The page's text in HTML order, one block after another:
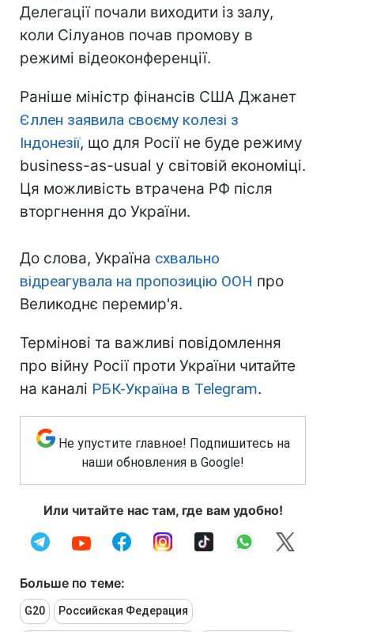
Делегації почали виходити із залу,
коли Сілуанов почав промову в
режимі відеоконференції.
Раніше міністр фінансів США Джанет
Єллен заявила своєму колезі з
Індонезії, що для Росії не буде режиму
business-as-usual у світовій економіці.
Ця можливість втрачена РФ після
вторгнення до України.
До слова, Україна схвально
відреагувала на пропозицію ООН про
Великоднє перемир'я.
Термінові та важливі повідомлення
про війну Росії проти України читайте
на каналі РБК-Україна в Telegram.
Не упустите главное! Подпишитесь на
наши обновления в Google!
Или читайте нас там, где вам удобно!
Больше по теме:
G20 Российская Федерация